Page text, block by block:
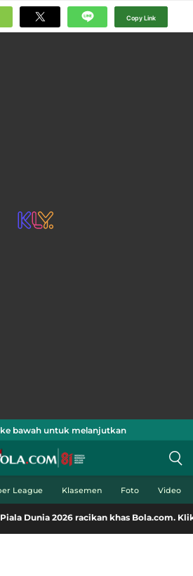
Copy Link
bawah untuk melanjutkan
League Klasemen Foto Video
racikan khas Bola.com. Klik di sini!